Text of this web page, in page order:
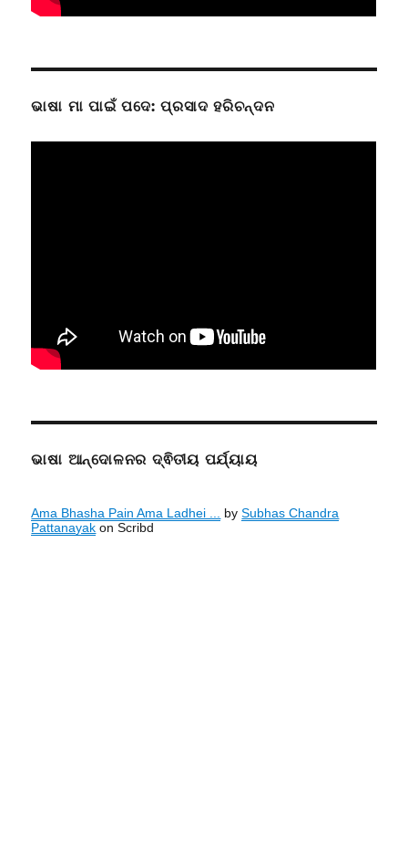
ଭାଷା ମା ପାଇଁ ପଦେ: ପ୍ରସାଦ ହରିଚନ୍ଦନ
ଭାଷା ଆନ୍ଦୋଳନର ଦ୍ଵିତୀୟ ପର୍ଯ୍ୟାୟ
Ama Bhasha Pain Ama Ladhei ... bySubhas Chandra
Pattanayak on Scribd